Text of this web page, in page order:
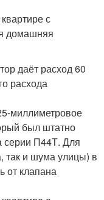
даёт расход 60
расхода
миллиметровое
был штатно
серии П44Т. Для
так и шума улицы) в
от клапана